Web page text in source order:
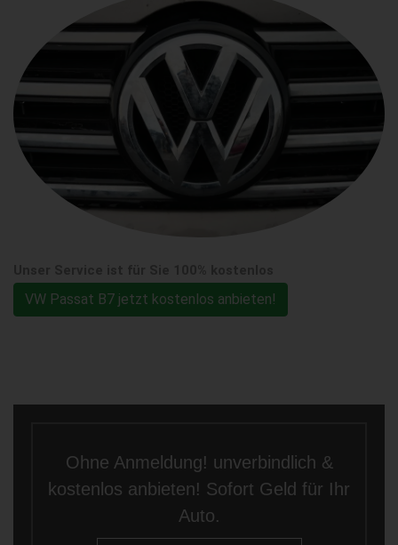
VW Passat B7 jetzt kostenlos anbieten!
Ohne Anmeldung! unverbindlich &
kostenlos anbieten! Sofort Geld für Ihr
Auto.